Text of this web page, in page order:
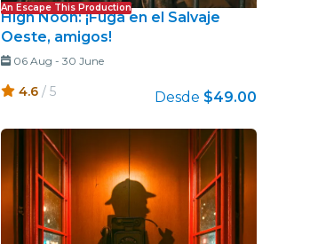
An Escape This Production
High Noon: ¡Fuga en el Salvaje
Oeste, amigos!
06 Aug - 30 June
4.6 / 5 Desde $49.00